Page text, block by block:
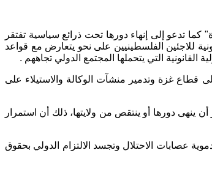
" كما تدعو إلى إنهاء دورها تحت ذرائع سياسية تفتقر
للاجئين الفلسطينيين على نحو يتعارض مع قواعد
القانونية التي يتحملها المجتمع الدولي تجاههم .
قطاع غزة وتدمير منشآت الوكالة والاستيلاء على
ينهى دورها أو ينتقص من ولايتها، ذلك أن استمرار
عصابات الاحتلال وتجسد الالتزام الدولي بحقوق